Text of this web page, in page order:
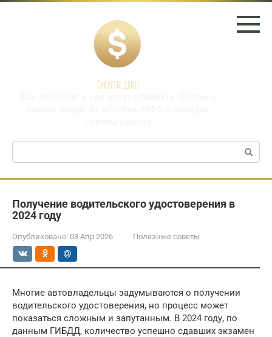
Перейти
Секреты денег
Поиск:
Получение водительского удостоверения в
2024 году
Опубликовано: 08 Апр 2026 Полезные советы
Многие автовладельцы задумываются о получении
водительского удостоверения, но процесс может
показаться сложным и запутанным. В 2024 году, по
данным ГИБДД, количество успешно сдавших экзамен